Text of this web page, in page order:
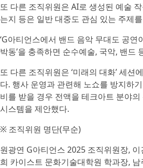
또 다른 조직위원은 AI로 생성된 예술
는지 등은 일반 대중도 관심 있는 주제
‘G아티언스에서 밴드 음악 무대도 공연
박동’을 충족하면 순수예술, 국악, 밴드
또 다른 조직위원은 ‘미래의 대화’ 세션
다. 행사 운영과 관련해 노쇼를 방지하
비를 받을 경우 전액을 테크아트 분야
시스템을 제안했다.
※ 조직위원 명단(무순)
원광연 G아티언스 2025 조직위원장,
희 카이스트 문화기술대학원 학과장,